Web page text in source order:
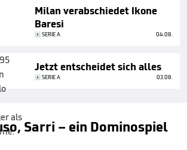
Milan verabschiedet Ikone
Baresi
SERIE A 04.08.
Jetzt entscheidet sich alles
SERIE A 03.08.
Sarri – ein Dominospiel